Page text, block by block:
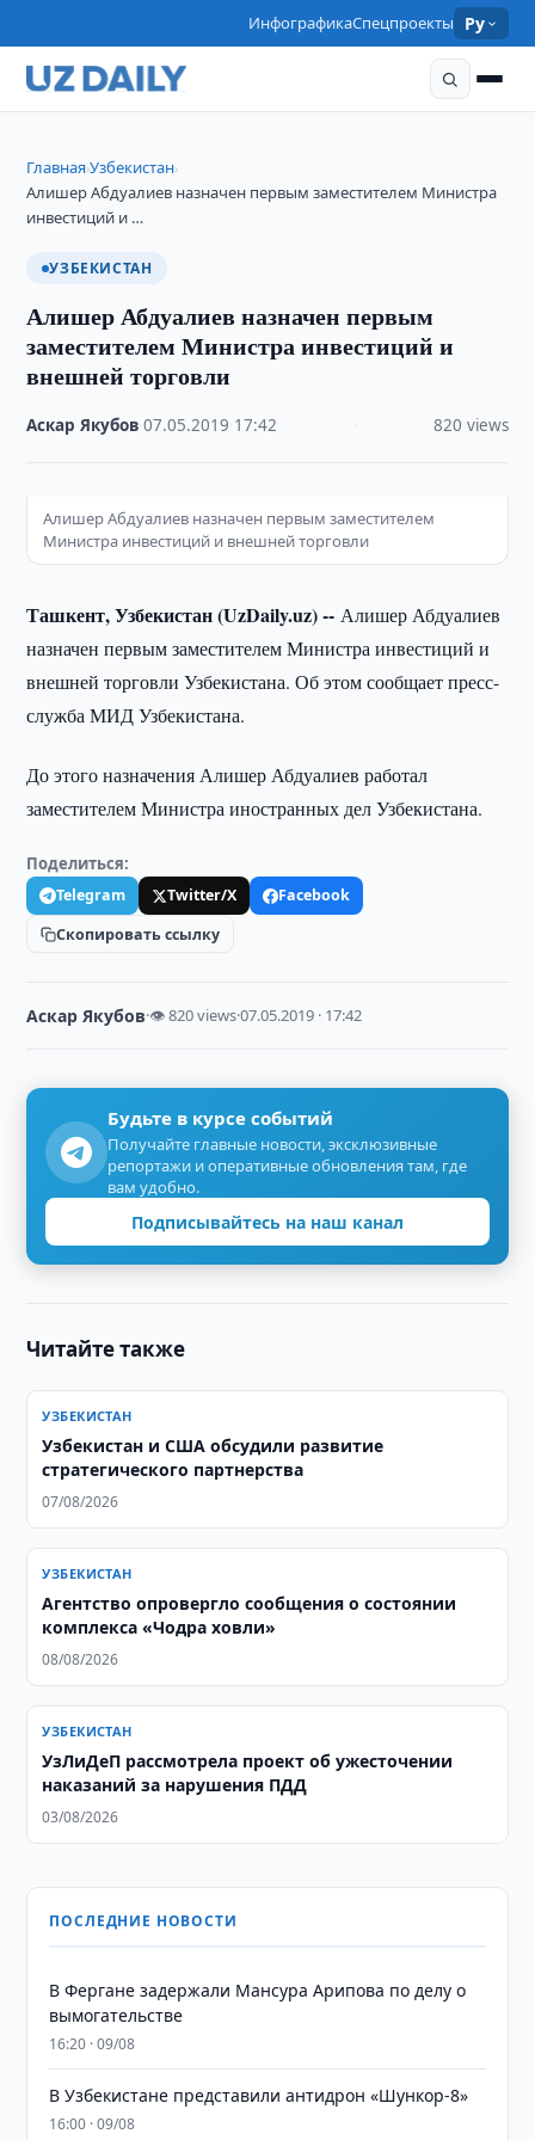
ИнфографикаСпецпроекты Ру
Главная›Узбекистан›
Алишер Абдуалиев назначен первым заместителем Министра
инвестиций и …
УЗБЕКИСТАН
Алишер Абдуалиев назначен первым
заместителем Министра инвестиций и
внешней торговли
Аскар Якубов ·07.05.2019 17:42 820 views
Алишер Абдуалиев назначен первым заместителем
Министра инвестиций и внешней торговли
Ташкент, Узбекистан (UzDaily.uz) --Алишер Абдуалиев
назначен первым заместителем Министра инвестиций и
внешней торговли Узбекистана. Об этом сообщает пресс-
служба МИД Узбекистана.
До этого назначения Алишер Абдуалиев работал
заместителем Министра иностранных дел Узбекистана.
Поделиться:
Telegram Twitter/X
Facebook
Скопировать ссылку
Аскар Якубов·👁 820 views·07.05.2019 · 17:42
Будьте в курсе событий
Получайте главные новости, эксклюзивные
репортажи и оперативные обновления там, где
вам удобно.
Подписывайтесь на наш канал
Читайте также
УЗБЕКИСТАН
Узбекистан и США обсудили развитие
стратегического партнерства
07/08/2026
УЗБЕКИСТАН
Агентство опровергло сообщения о состоянии
комплекса «Чодра ховли»
08/08/2026
УЗБЕКИСТАН
УзЛиДеП рассмотрела проект об ужесточении
наказаний за нарушения ПДД
03/08/2026
ПОСЛЕДНИЕ НОВОСТИ
В Фергане задержали Мансура Арипова по делу о
вымогательстве
16:20 · 09/08
В Узбекистане представили антидрон «Шункор-8»
16:00 · 09/08